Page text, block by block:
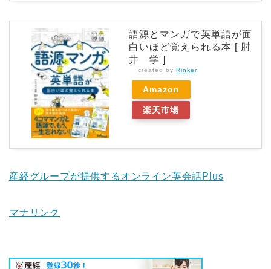
語源とマンガで英単語が面
白いほど覚えられる本 [ 肘
井 学 ]
created by Rinker
Amazon
楽天市場
産経グループが提供するオンライン英会話Plus
マナリンク